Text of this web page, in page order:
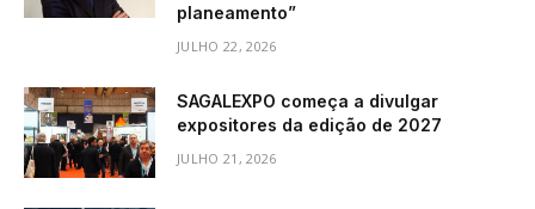
planeamento”
JULHO 22, 2026
SAGALEXPO começa a divulgar
expositores da edição de 2027
JULHO 21, 2026